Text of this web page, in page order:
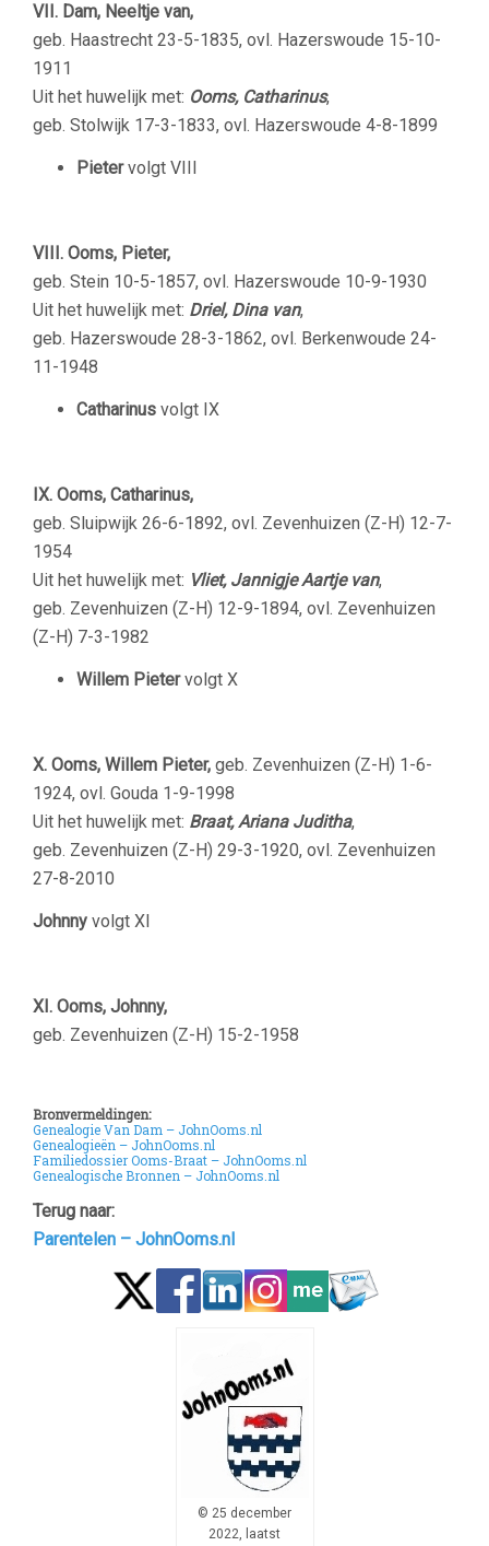
VII. Dam, Neeltje van,
geb. Haastrecht 23-5-1835, ovl. Hazerswoude 15-10-
1911
Uit het huwelijk met: Ooms, Catharinus,
geb. Stolwijk 17-3-1833, ovl. Hazerswoude 4-8-1899
Pietervolgt VIII
VIII. Ooms, Pieter,
geb. Stein 10-5-1857, ovl. Hazerswoude 10-9-1930
Uit het huwelijk met: Driel, Dina van,
geb. Hazerswoude 28-3-1862, ovl. Berkenwoude 24-
11-1948
Catharinus volgt IX
IX. Ooms, Catharinus,
geb. Sluipwijk 26-6-1892, ovl. Zevenhuizen (Z-H) 12-7-
1954
Uit het huwelijk met: Vliet, Jannigje Aartje van,
geb. Zevenhuizen (Z-H) 12-9-1894, ovl. Zevenhuizen
(Z-H) 7-3-1982
Willem Pietervolgt X
X. Ooms, Willem Pieter, geb. Zevenhuizen (Z-H) 1-6-
1924, ovl. Gouda 1-9-1998
Uit het huwelijk met: Braat, Ariana Juditha,
geb. Zevenhuizen (Z-H) 29-3-1920, ovl. Zevenhuizen
27-8-2010
Johnny volgt XI
XI. Ooms, Johnny,
geb. Zevenhuizen (Z-H) 15-2-1958
Bronvermeldingen:
Genealogie Van Dam – JohnOoms.nl
Genealogieën – JohnOoms.nl
Familiedossier Ooms-Braat – JohnOoms.nl
Genealogische Bronnen – JohnOoms.nl
Terug naar:
Parentelen – JohnOoms.nl
© 25 december
2022, laatst